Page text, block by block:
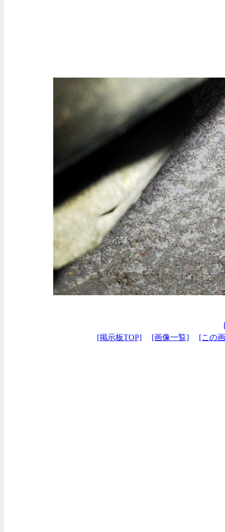
[掲示板TOP]
[画像一覧] [この